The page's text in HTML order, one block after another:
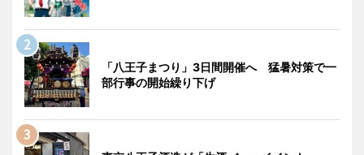
「八王子まつり」3日間開催へ 猛暑対策で一
部行事の開始繰り下げ